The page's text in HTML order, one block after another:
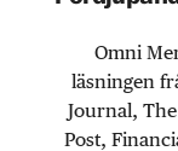
Omni
läsningen
Journal,
Post,